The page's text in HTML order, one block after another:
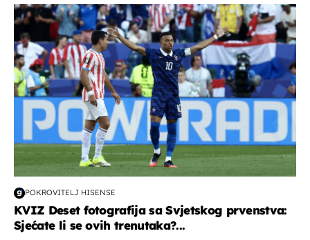
svjetsko prvenstvo 2026
POKROVITELJ HISENSE
KVIZ Deset fotografija sa Svjetskog prvenstva:
Sjećate li se ovih trenutaka?...